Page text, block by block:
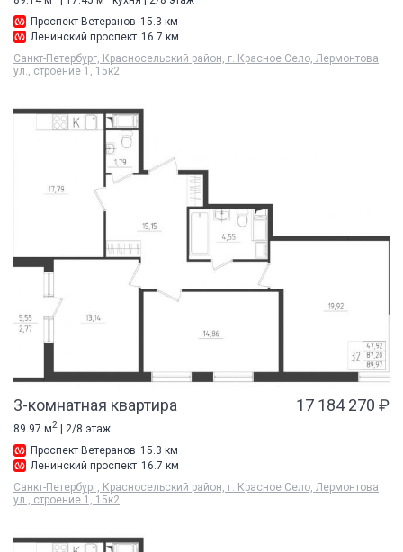
Проспект Ветеранов 15.3 км
Ленинский проспект 16.7 км
Санкт-Петербург, Красносельский район, г. Красное Село, Лермонтова
ул., строение 1, 15к2
3-комнатная квартира 17 184 270 ₽
89.97 м2 | 2/8 этаж
Проспект Ветеранов 15.3 км
Ленинский проспект 16.7 км
Санкт-Петербург, Красносельский район, г. Красное Село, Лермонтова
ул., строение 1, 15к2